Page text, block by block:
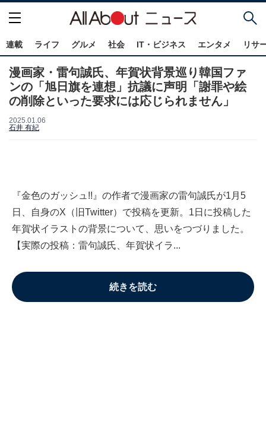
連載 ライフ グルメ 社会 IT・ビジネス エンタメ リサ
漫画家・雷句誠氏、年賀状背景巡り韓国ファ
ンの「旭日旗を連想」抗議に声明「謝罪や絵
の削除といった要求には応じられません」
2025.01.06
石井 有紀
『金色のガッシュ!!』の作者で漫画家の雷句誠氏が1月5
日、自身のX（旧Twitter）で投稿を更新。1日に投稿した
年賀状イラストの背景について、思いをつづりました。
【実際の投稿：雷句誠氏、年賀状イラ...
続きを読む